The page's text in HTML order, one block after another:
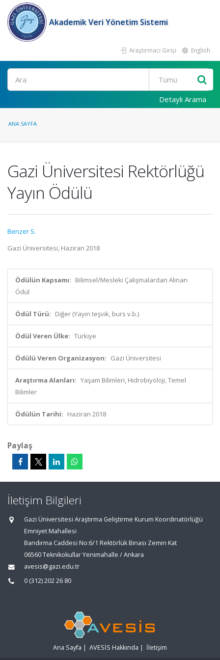
Akademik Veri Yönetim Sistemi
Araştırmacı Girişi English
Ara
Detaylı Arama
ANA SAYFA
Gazi Üniversitesi Rektörlüğü
Yayın Ödülü
Benzer S.
Gazi Üniversitesi, Haziran 2018
Ödülün Kapsamı: Bilimsel/Mesleki Çalışmalardan Alınan
Ödül
Ödül Türü: Diğer (Yayın teşvik, burs v.b.)
Ödül Veren Ülke: Türkiye
Ödülü Veren Organizasyon: Gazi Üniversitesi
Araştırma Alanları: Yaşam Bilimleri, Hidrobiyoloji, Temel
Bilimler
Ödülün Tarihi: Haziran 2018
Paylaş
İletişim Bilgileri
Gazi Üniversitesi Araştırma Geliştirme Kurum Koordinatörlüğü
Emniyet Mahallesi
Bandırma Caddesi No:6/1 Rektörlük Binası Zemin Kat
06560 Teknikokullar Yenimahalle / Ankara
avesis@gazi.edu.tr
0 (312) 202 26 80
Ana Sayfa | AVESİS Hakkında | İletişim